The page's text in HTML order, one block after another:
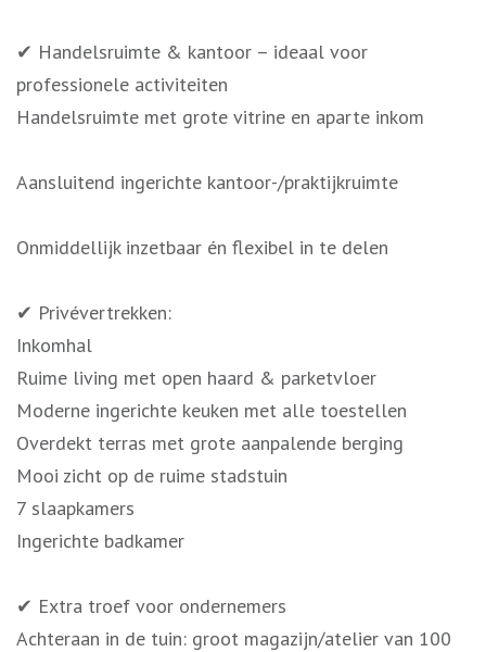
✔ Handelsruimte & kantoor – ideaal voor
professionele activiteiten
Handelsruimte met grote vitrine en aparte inkom
Aansluitend ingerichte kantoor-/praktijkruimte
Onmiddellijk inzetbaar én flexibel in te delen
✔ Privévertrekken:
Inkomhal
Ruime living met open haard & parketvloer
Moderne ingerichte keuken met alle toestellen
Overdekt terras met grote aanpalende berging
Mooi zicht op de ruime stadstuin
7 slaapkamers
Ingerichte badkamer
✔ Extra troef voor ondernemers
Achteraan in de tuin: groot magazijn/atelier van 100